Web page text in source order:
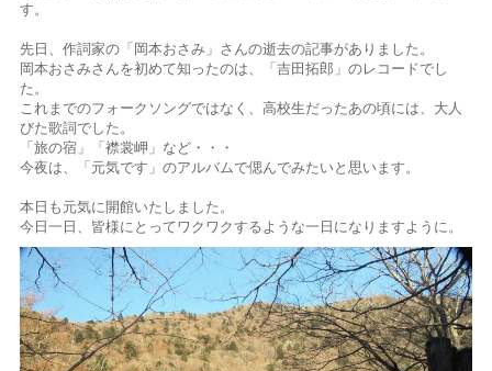
す。
先日、作詞家の「岡本おさみ」さんの逝去の記事がありました。
岡本おさみさんを初めて知ったのは、「吉田拓郎」のレコードでし
た。
これまでのフォークソングではなく、高校生だったあの頃には、大人
びた歌詞でした。
「旅の宿」「襟裳岬」など・・・
今夜は、「元気です」のアルバムで偲んでみたいと思います。
本日も元気に開館いたしました。
今日一日、皆様にとってワクワクするような一日になりますように。